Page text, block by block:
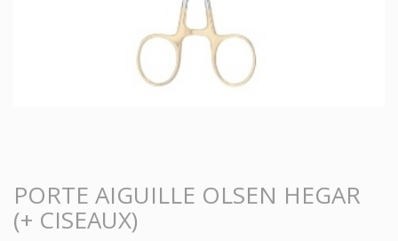
PORTE AIGUILLE OLSEN HEGAR
(+ CISEAUX)